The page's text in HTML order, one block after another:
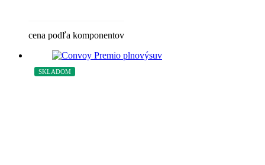
cena podľa komponentov
SKLADOM